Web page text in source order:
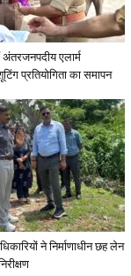
अंतरजनपदीय एलार्म
प्रतियोगिता का समापन
ने निर्माणाधीन छह लेन